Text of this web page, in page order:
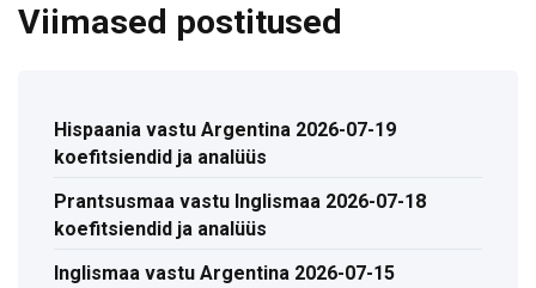
Viimased postitused
Hispaania vastu Argentina 2026-07-19
koefitsiendid ja analüüs
Prantsusmaa vastu Inglismaa 2026-07-18
koefitsiendid ja analüüs
Inglismaa vastu Argentina 2026-07-15